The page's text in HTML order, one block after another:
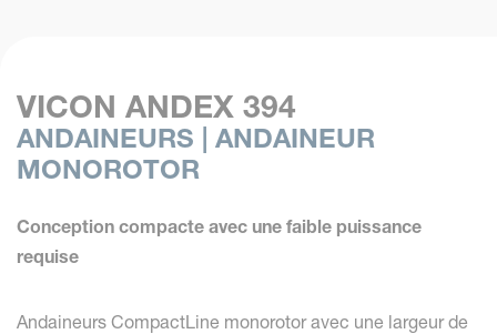
VICON ANDEX 394
ANDAINEURS | ANDAINEUR
MONOROTOR
Conception compacte avec une faible puissance
requise
Andaineurs CompactLine monorotor avec une largeur de